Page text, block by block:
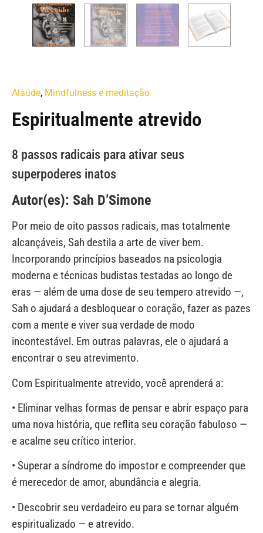
Alaúde, Mindfulness e meditação
Espiritualmente atrevido
8 passos radicais para ativar seus
superpoderes inatos
Autor(es): Sah D’Simone
Por meio de oito passos radicais, mas totalmente
alcançáveis, Sah destila a arte de viver bem.
Incorporando princípios baseados na psicologia
moderna e técnicas budistas testadas ao longo de
eras — além de uma dose de seu tempero atrevido —,
Sah o ajudará a desbloquear o coração, fazer as pazes
com a mente e viver sua verdade de modo
incontestável. Em outras palavras, ele o ajudará a
encontrar o seu atrevimento.
Com Espiritualmente atrevido, você aprenderá a:
• Eliminar velhas formas de pensar e abrir espaço para
uma nova história, que reflita seu coração fabuloso —
e acalme seu crítico interior.
• Superar a síndrome do impostor e compreender que
é merecedor de amor, abundância e alegria.
• Descobrir seu verdadeiro eu para se tornar alguém
espiritualizado — e atrevido.